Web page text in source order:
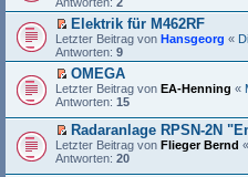
g
i
r
a
g
e
r
B
e
i
r
a
e
s
e
n
e
r
B
e
i
r
a
u
n
g
e
e
s
e
n
e
r
B
s
e
r
u
n
g
e
l
e
s
e
n
E
r
s
e
r
u
n
g
e
Elektrik für M462RF
Letzter Beitrag von Hansgeorg «
Antworten: 9
E
r
e
r
u
OMEGA
Letzter Beitrag von EA-Henning «
Antworten: 15
E
r
Radaranlage RPSN-2N
Letzter Beitrag von Flieger Bernd «
Antworten: 20